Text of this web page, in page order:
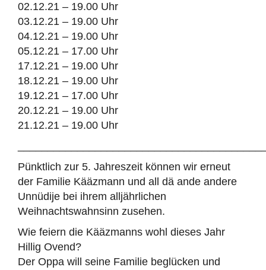
02.12.21 – 19.00 Uhr
03.12.21 – 19.00 Uhr
04.12.21 – 19.00 Uhr
05.12.21 – 17.00 Uhr
17.12.21 – 19.00 Uhr
18.12.21 – 19.00 Uhr
19.12.21 – 17.00 Uhr
20.12.21 – 19.00 Uhr
21.12.21 – 19.00 Uhr
Pünktlich zur 5. Jahreszeit können wir erneut
der Familie Kääzmann und all dä ande andere
Unnüdije bei ihrem alljährlichen
Weihnachtswahnsinn zusehen.
Wie feiern die Kääzmanns wohl dieses Jahr
Hillig Ovend?
Der Oppa will seine Familie beglücken und